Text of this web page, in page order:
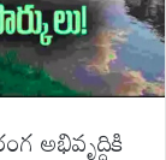
అభివృద్ధికి